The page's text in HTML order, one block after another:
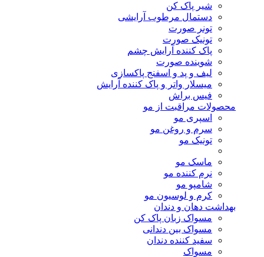
شیر پاک کن
دستمال مرطوب آرایشی
تونر صورت
تونیک صورت
پاک کننده آرایش چشم
شوینده صورت
لیف و پد و اسفنج پاکسازی
میسلار واتر و پاک کننده آرایش
فیس براش
محصولات مراقبت از مو
اسپری مو
سرم و روغن مو
تونیک مو
ماسک مو
نرم کننده مو
شامپو مو
کرم و لوسیون مو
بهداشت دهان و دندان
مسواک زبان پاک کن
مسواک بین دندانی
سفید کننده دندان
مسواک